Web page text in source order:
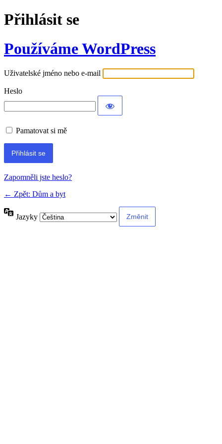
Přihlásit se
Používáme WordPress
Uživatelské jméno nebo e-mail
Heslo
Pamatovat si mě
Alternative:
Zapomněli jste heslo?
← Zpět: Dům a byt
Jazyky